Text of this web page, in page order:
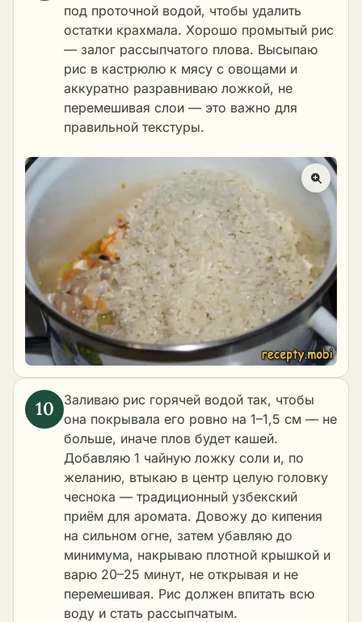
под проточной водой, чтобы удалить
остатки крахмала. Хорошо промытый рис
— залог рассыпчатого плова. Высыпаю
рис в кастрюлю к мясу с овощами и
аккуратно разравниваю ложкой, не
перемешивая слои — это важно для
правильной текстуры.
Заливаю рис горячей водой так, чтобы
она покрывала его ровно на 1–1,5 см — не
больше, иначе плов будет кашей.
Добавляю 1 чайную ложку соли и, по
желанию, втыкаю в центр целую головку
чеснока — традиционный узбекский
приём для аромата. Довожу до кипения
на сильном огне, затем убавляю до
минимума, накрываю плотной крышкой и
варю 20–25 минут, не открывая и не
перемешивая. Рис должен впитать всю
воду и стать рассыпчатым.